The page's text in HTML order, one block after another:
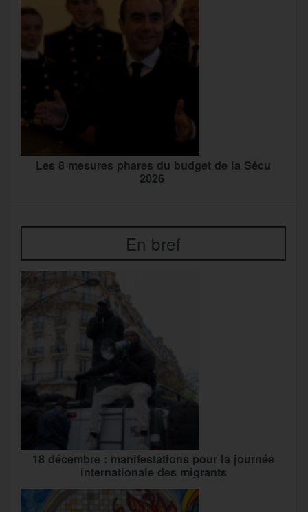
Les 8 mesures phares du budget de la Sécu
2026
En bref
18 décembre : manifestations pour la journée
internationale des migrants